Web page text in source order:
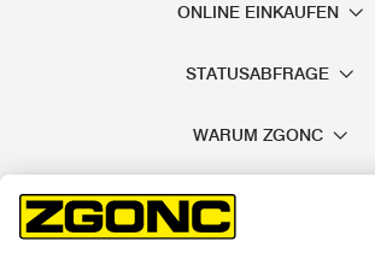
ONLINE EINKAUFEN
STATUSABFRAGE
WARUM ZGONC